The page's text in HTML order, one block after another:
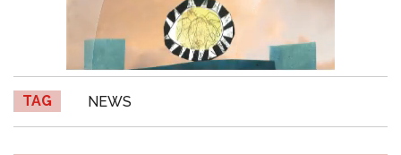
TAG NEWS